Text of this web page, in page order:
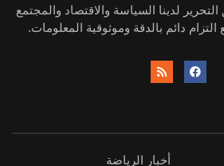
لدينا السياسة والاقتصاد والمجتمع
التزام دائم بالدقة وموثوقية المعلومات.
أخبار الرياضة